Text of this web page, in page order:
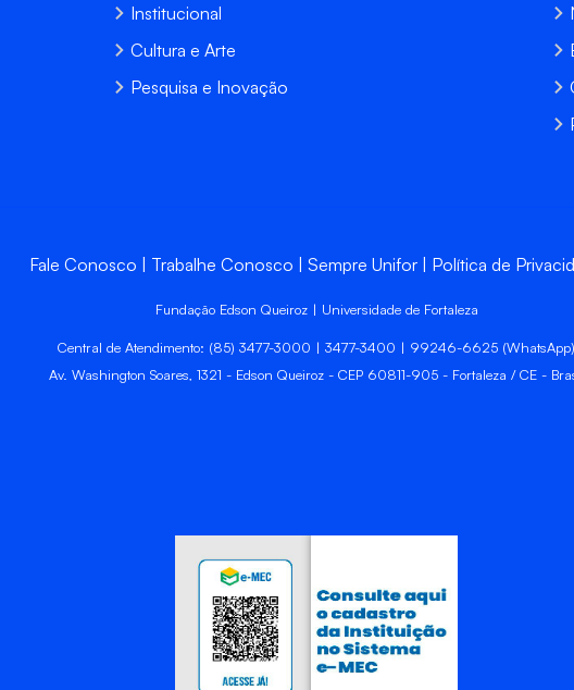
Institucional
Cultura e Arte
Pesquisa e Inovação
Fale Conosco Trabalhe Conosco Sempre Unifor Política de
Fundação Edson Queiroz | Universidade de Fortaleza
Central de Atendimento: (85) 3477-3000 | 3477-3400 | 99246-6625 (WhatsApp)
Av. Washington Soares, 1321 - Edson Queiroz - CEP 60811-905 - Fortaleza / CE -